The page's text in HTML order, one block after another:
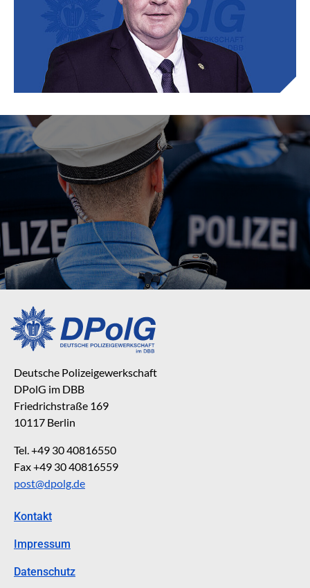
Deutsche Polizeigewerkschaft
DPolG im DBB
Friedrichstraße 169
10117 Berlin
Tel. +49 30 40816550
Fax +49 30 40816559
post@dpolg.de
Kontakt
Impressum
Datenschutz